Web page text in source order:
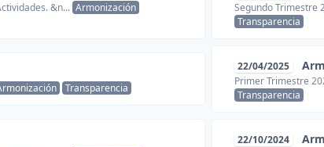
&n... Armonización
Segundo Trimestre
Transparencia
Transparencia
22/04/2025
Primer Trimestre
Transparencia
22/10/2024